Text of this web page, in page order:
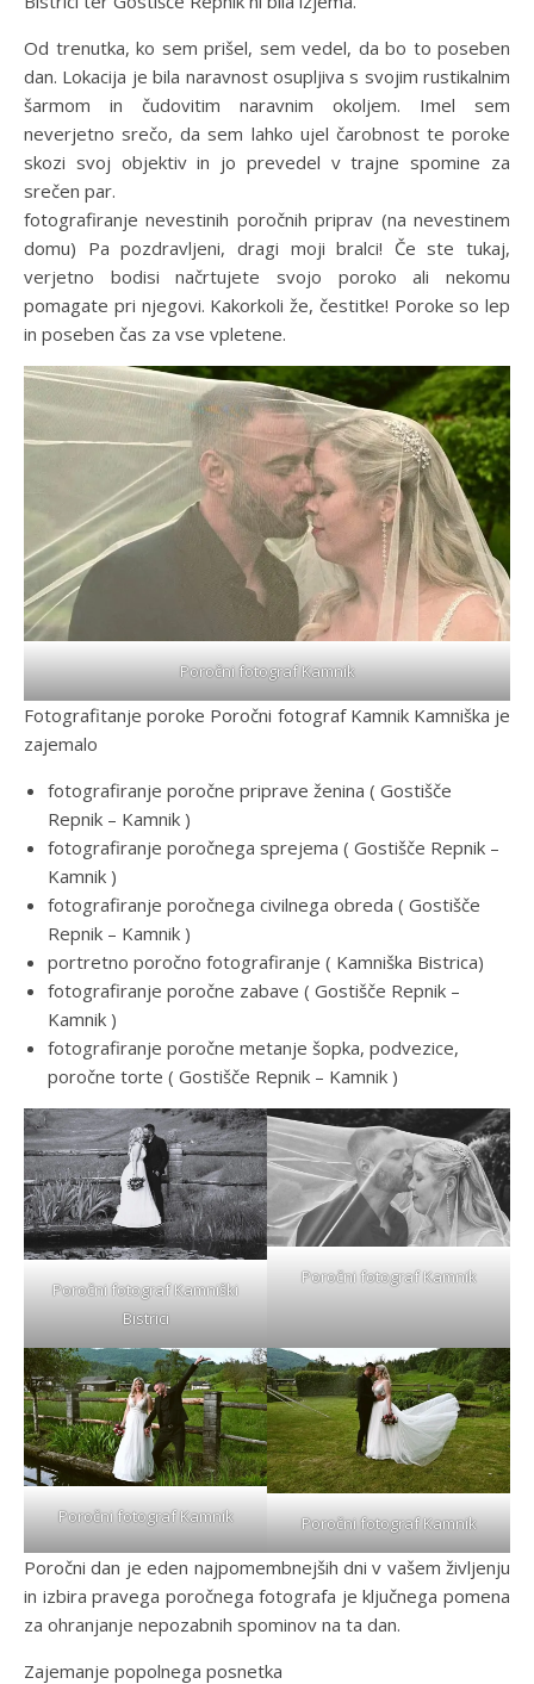
Od trenutka, ko sem prišel, sem vedel, da bo to poseben
dan. Lokacija je bila naravnost osupljiva s svojim rustikalnim
šarmom in čudovitim naravnim okoljem. Imel sem
neverjetno srečo, da sem lahko ujel čarobnost te poroke
skozi svoj objektiv in jo prevedel v trajne spomine za
srečen par.
fotografiranje nevestinih poročnih priprav (na nevestinem
domu) Pa pozdravljeni, dragi moji bralci! Če ste tukaj,
verjetno bodisi načrtujete svojo poroko ali nekomu
pomagate pri njegovi. Kakorkoli že, čestitke! Poroke so lep
in poseben čas za vse vpletene.
Poročni fotograf Kamnik
Fotografitanje poroke Poročni fotograf Kamnik Kamniška je
zajemalo
fotografiranje poročne priprave ženina ( Gostišče
Repnik – Kamnik )
fotografiranje poročnega sprejema ( Gostišče Repnik –
Kamnik )
fotografiranje poročnega civilnega obreda ( Gostišče
Repnik – Kamnik )
portretno poročno fotografiranje ( Kamniška Bistrica)
fotografiranje poročne zabave ( Gostišče Repnik –
Kamnik )
fotografiranje poročne metanje šopka, podvezice,
poročne torte ( Gostišče Repnik – Kamnik )
Poročni fotograf Kamniški
Bistrici
Poročni fotograf Kamnik
Poročni fotograf Kamnik Poročni fotograf Kamnik
Poročni dan je eden najpomembnejših dni v vašem življenju
in izbira pravega poročnega fotografa je ključnega pomena
za ohranjanje nepozabnih spominov na ta dan.
Zajemanje popolnega posnetka